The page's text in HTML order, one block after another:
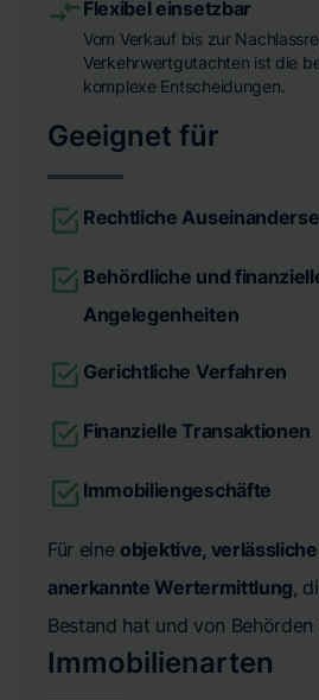
Flexibel einsetzbar
Vom Verkauf bis zur
Verkehrwertgutachten ist die
komplexe Entscheidungen.
Geeignet für
Rechtliche
Behördliche und
Angelegenheiten
Gerichtliche Verfahren
Finanzielle Transaktionen
Immobiliengeschäfte
Für eine objektive,
anerkannte Wertermittlung,
Bestand hat und von
Immobilienarten